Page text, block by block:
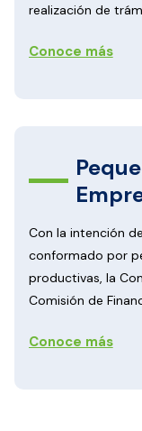
realización de
Conoce más
Con la intención
conformado por
productivas, la
Comisión de
Conoce más